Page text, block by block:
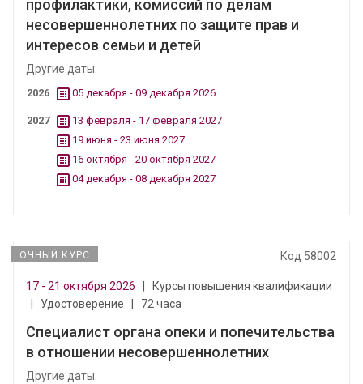
профилактики, комиссий по делам
несовершеннолетних по защите прав и
интересов семьи и детей
Другие даты:
2026 05 декабря - 09 декабря 2026
2027
13 февраля - 17 февраля 2027
19 июня - 23 июня 2027
16 октября - 20 октября 2027
04 декабря - 08 декабря 2027
ОЧНЫЙ КУРС Код 58002
17 - 21 октября 2026
Курсы повышения квалификации
Удостоверение 72 часа
Специалист органа опеки и попечительства
в отношении несовершеннолетних
Другие даты: